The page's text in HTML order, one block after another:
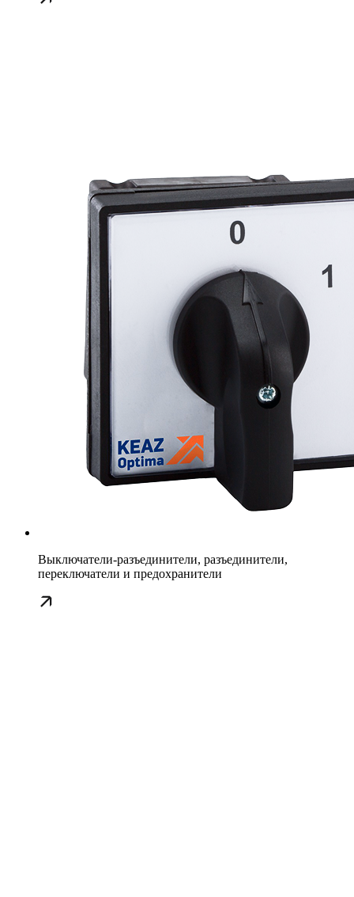
Выключатели-разъединители, разъединители,
переключатели и предохранители